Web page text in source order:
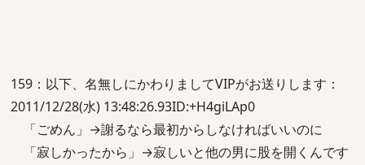
159：以下、名無しにかわりましてVIPがお送りします：
2011/12/28(水) 13:48:26.93ID:+H4giLAp0
「ごめん」→謝るなら最初からしなければいいのに
「寂しかったから」→寂しいと他の男に股を開くんです